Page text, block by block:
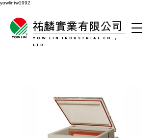
yowlintw1992
祐麟實業有限公司
YOW LIN INDUSTRIAL CO.,
LTD.